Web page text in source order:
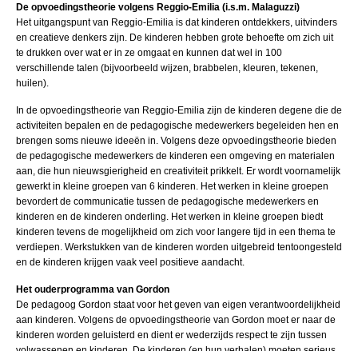
De opvoedingstheorie volgens Reggio-Emilia (i.s.m. Malaguzzi)
Het uitgangspunt van Reggio-Emilia is dat kinderen ontdekkers, uitvinders
en creatieve denkers zijn. De kinderen hebben grote behoefte om zich uit
te drukken over wat er in ze omgaat en kunnen dat wel in 100
verschillende talen (bijvoorbeeld wijzen, brabbelen, kleuren, tekenen,
huilen).
In de opvoedingstheorie van Reggio-Emilia zijn de kinderen degene die de
activiteiten bepalen en de pedagogische medewerkers begeleiden hen en
brengen soms nieuwe ideeën in. Volgens deze opvoedingstheorie bieden
de pedagogische medewerkers de kinderen een omgeving en materialen
aan, die hun nieuwsgierigheid en creativiteit prikkelt. Er wordt voornamelijk
gewerkt in kleine groepen van 6 kinderen. Het werken in kleine groepen
bevordert de communicatie tussen de pedagogische medewerkers en
kinderen en de kinderen onderling. Het werken in kleine groepen biedt
kinderen tevens de mogelijkheid om zich voor langere tijd in een thema te
verdiepen. Werkstukken van de kinderen worden uitgebreid tentoongesteld
en de kinderen krijgen vaak veel positieve aandacht.
Het ouderprogramma van Gordon
De pedagoog Gordon staat voor het geven van eigen verantwoordelijkheid
aan kinderen. Volgens de opvoedingstheorie van Gordon moet er naar de
kinderen worden geluisterd en dient er wederzijds respect te zijn tussen